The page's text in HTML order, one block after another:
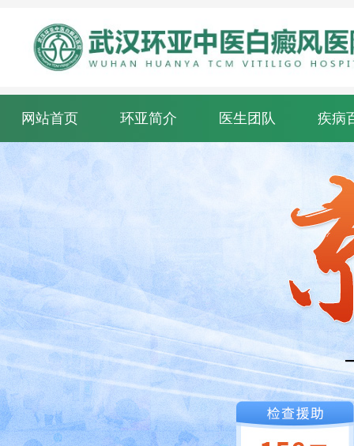
网站首页 环亚简介 医生团队 疾病